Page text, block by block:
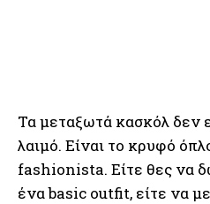
Τα μεταξωτά κασκόλ δεν
λαιμό. Είναι το κρυφό
fashionista. Είτε θες να
ένα basic outfit, είτε να